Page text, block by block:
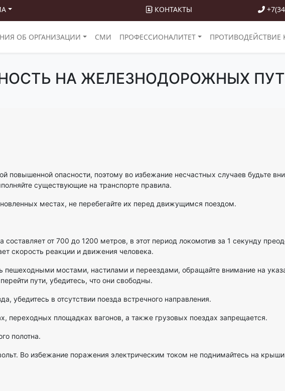
КОНТАКТЫ
ОБ ОРГАНИЗАЦИИ СМИ ПРОФЕССИОНАЛИТЕТ ПРОТИВОДЕЙСТВИЕ
НА ЖЕЛЕЗНОДОРОЖНЫХ
повышенной опасности, поэтому во избежание несчастных случаев будьте
существующие на транспорте правила.
местах, не перебегайте их перед движущимся поездом.
от 700 до 1200 метров, в этот период локомотив за 1 секунду
скорость реакции и движения человека.
мостами, настилами и переездами, обращайте внимание на
пути, убедитесь, что они свободны.
убедитесь в отсутствии поезда встречного направления.
переходных площадках вагонов, а также грузовых поездах запрещается.
полотна.
Во избежание поражения электрическим током не поднимайтесь на